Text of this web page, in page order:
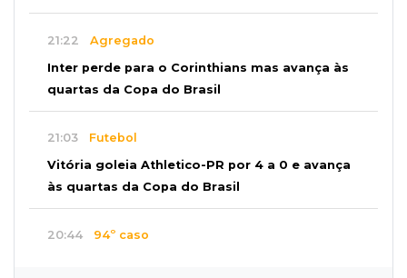
21:22 Agregado
Inter perde para o Corinthians mas avança às
quartas da Copa do Brasil
21:03 Futebol
Vitória goleia Athletico-PR por 4 a 0 e avança
às quartas da Copa do Brasil
20:44 94º caso